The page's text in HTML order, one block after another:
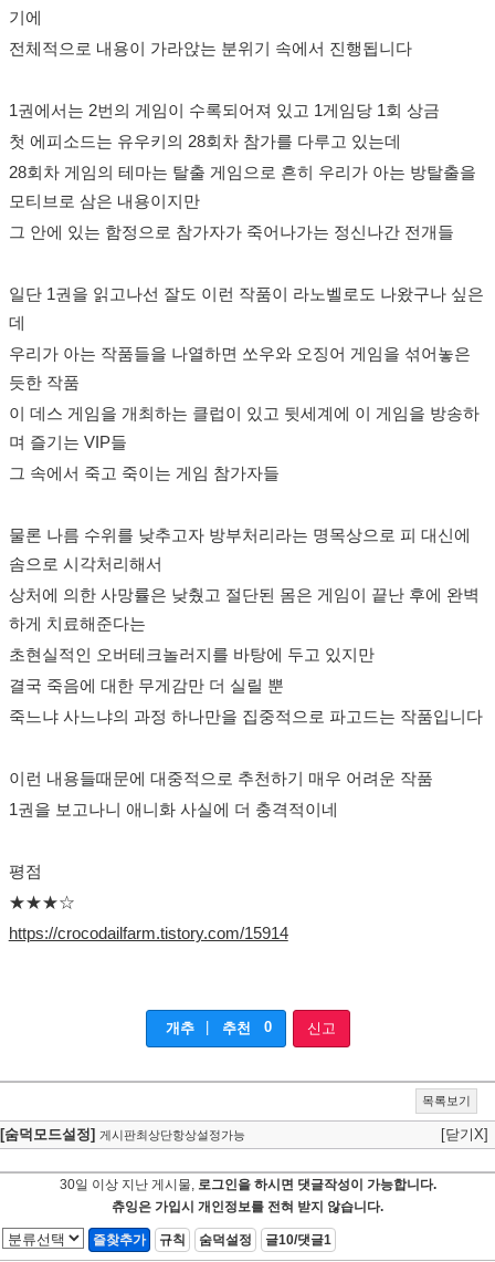
기에
전체적으로 내용이 가라앉는 분위기 속에서 진행됩니다
1권에서는 2번의 게임이 수록되어져 있고 1게임당 1회 상금
첫 에피소드는 유우키의 28회차 참가를 다루고 있는데
28회차 게임의 테마는 탈출 게임으로 흔히 우리가 아는 방탈출을
모티브로 삼은 내용이지만
그 안에 있는 함정으로 참가자가 죽어나가는 정신나간 전개들
일단 1권을 읽고나선 잘도 이런 작품이 라노벨로도 나왔구나 싶은
데
우리가 아는 작품들을 나열하면 쏘우와 오징어 게임을 섞어놓은
듯한 작품
이 데스 게임을 개최하는 클럽이 있고 뒷세계에 이 게임을 방송하
며 즐기는 VIP들
그 속에서 죽고 죽이는 게임 참가자들
물론 나름 수위를 낮추고자 방부처리라는 명목상으로 피 대신에
솜으로 시각처리해서
상처에 의한 사망률은 낮췄고 절단된 몸은 게임이 끝난 후에 완벽
하게 치료해준다는
초현실적인 오버테크놀러지를 바탕에 두고 있지만
결국 죽음에 대한 무게감만 더 실릴 뿐
죽느냐 사느냐의 과정 하나만을 집중적으로 파고드는 작품입니다
이런 내용들때문에 대중적으로 추천하기 매우 어려운 작품
1권을 보고나니 애니화 사실에 더 충격적이네
평점
★★★☆
https://crocodailfarm.tistory.com/15914
개추 추천 0 신고
목록보기
[숨덕모드설정] 게시판최상단항상설정가능 [닫기X]
30일 이상 지난 게시물, 로그인을 하시면 댓글작성이 가능합니다.
츄잉은 가입시 개인정보를 전혀 받지 않습니다.
즐찾추가 규칙 숨덕설정 글10/댓글1